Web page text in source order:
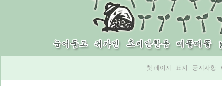
첫 페이지 표지 공지사항